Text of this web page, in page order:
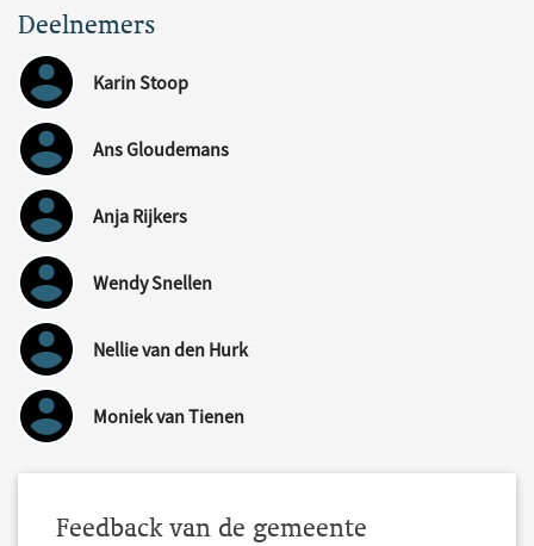
Deelnemers
Karin Stoop
Ans Gloudemans
Anja Rijkers
Wendy Snellen
Nellie van den Hurk
Moniek van Tienen
Feedback van de gemeente